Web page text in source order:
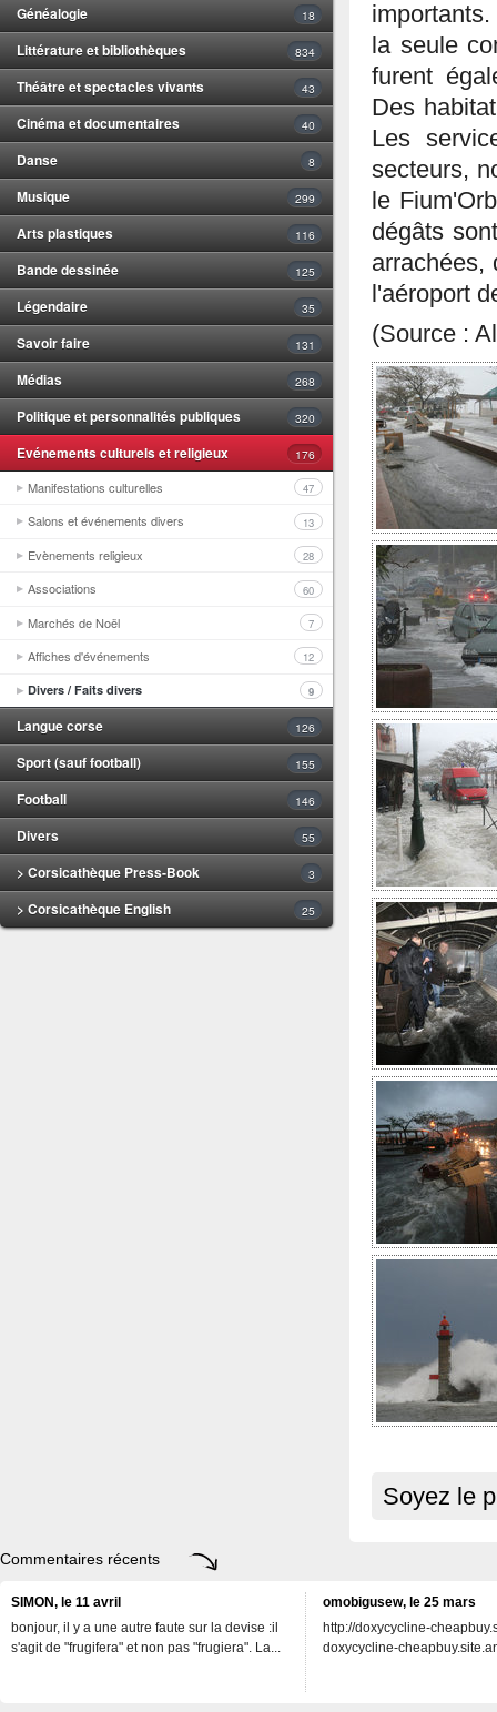
Généalogie 18
Littérature et bibliothèques 834
Théâtre et spectacles vivants 43
Cinéma et documentaires 40
Danse 8
Musique 299
Arts plastiques 116
Bande dessinée 125
Légendaire 35
Savoir faire 131
Médias 268
Politique et personnalités publiques 320
Evénements culturels et religieux 176
Manifestations culturelles 47
Salons et événements divers 13
Evènements religieux 28
Associations 60
Marchés de Noël 7
Affiches d'événements 12
Divers / Faits divers 9
Langue corse 126
Sport (sauf football) 155
Football 146
Divers 55
> Corsicathèque Press-Book 3
> Corsicathèque English 25
la seule
furent
Des
Les
secteurs,
le
dégâts
arrachées,
l'aéroport
(Source :
Soyez le
Commentaires récents
SIMON, le 11 avril
bonjour, il y a une autre faute sur la devise :il
s'agit de "frugifera" et non pas "frugiera". La...
omobigusew, le 25 mars
http://doxycycline-
doxycycline-